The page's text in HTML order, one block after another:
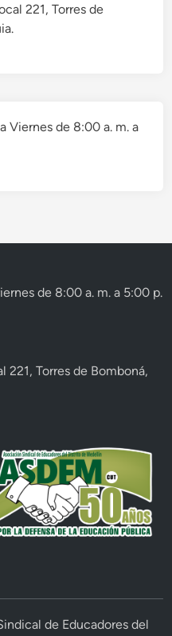
221, Torres de
Viernes de 8:00 a. m. a
de 8:00 a. m. a 5:00 p.
221, Torres de Bomboná,
de Educadores del